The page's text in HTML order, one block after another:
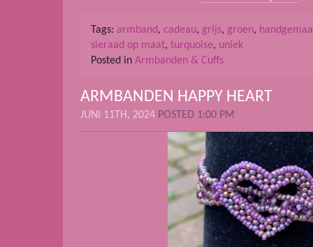
Tags: armband, cadeau, grijs, groen,
sieraad op maat, turquoise, uniek
Posted in Armbanden & Cuffs
ARMBANDEN HAPPY HEART
JUNI 11TH, 2024 POSTED 1:00 PM